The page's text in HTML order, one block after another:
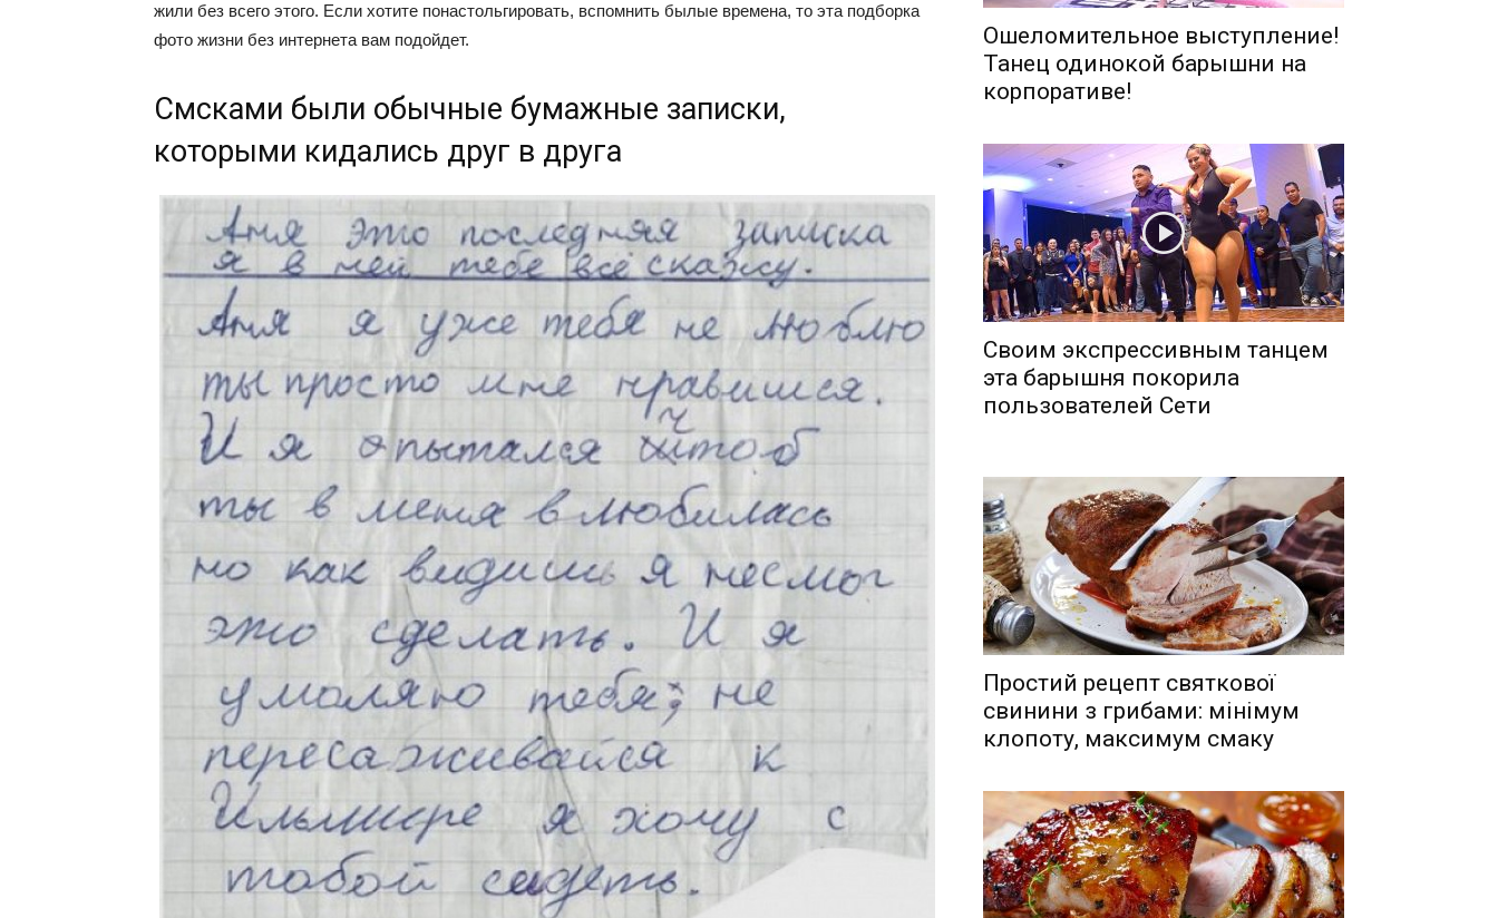
жили без всего этого. Если хотите понастольгировать, вспомнить былые времена, то эта подборка
фото жизни без интернета вам подойдет.
Смсками были обычные бумажные записки,
которыми кидались друг в друга
Ошеломительное выступление!
Танец одинокой барышни на
корпоративе!
Своим экспрессивным танцем
эта барышня покорила
пользователей Сети
Простий рецепт святкової
свинини з грибами: мінімум
клопоту, максимум смаку